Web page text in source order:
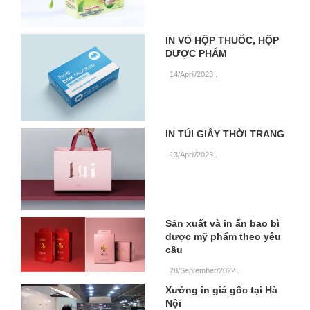
IN VỎ HỘP THUỐC, HỘP
DƯỢC PHẨM
14/April/2023
IN TÚI GIẤY THỜI TRANG
13/April/2023
Sản xuất và in ấn bao bì
dược mỹ phẩm theo yêu
cầu
28/September/2022
Xưởng in giá gốc tại Hà
Nội